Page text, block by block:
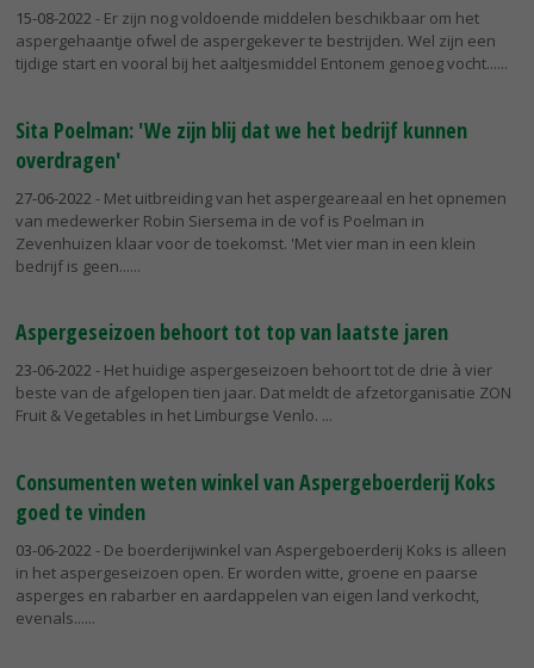
15-08-2022 - Er zijn nog voldoende middelen beschikbaar om het
aspergehaantje ofwel de aspergekever te bestrijden. Wel zijn een
tijdige start en vooral bij het aaltjesmiddel Entonem genoeg vocht...
Sita Poelman: 'We zijn blij dat we het bedrijf kunnen
overdragen'
27-06-2022 - Met uitbreiding van het aspergeareaal en het opnemen
van medewerker Robin Siersema in de vof is Poelman in
Zevenhuizen klaar voor de toekomst. 'Met vier man in een klein
bedrijf is geen...
Aspergeseizoen behoort tot top van laatste jaren
23-06-2022 - Het huidige aspergeseizoen behoort tot de drie à vier
beste van de afgelopen tien jaar. Dat meldt de afzetorganisatie ZON
Fruit & Vegetables in het Limburgse Venlo.
Consumenten weten winkel van Aspergeboerderij Koks
goed te vinden
03-06-2022 - De boerderijwinkel van Aspergeboerderij Koks is alleen
in het aspergeseizoen open. Er worden witte, groene en paarse
asperges en rabarber en aardappelen van eigen land verkocht,
evenals...